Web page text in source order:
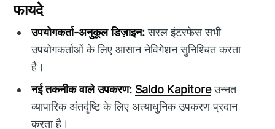
फायदे
उपयोगकर्ता-अनुकूल डिज़ाइन:सरल इंटरफेस सभी
उपयोगकर्ताओं के लिए आसान नेविगेशन सुनिश्चित करता
है।
नई तकनीक वाले उपकरण: Saldo Kapitoreउन्नत
व्यापारिक अंतर्दृष्टि के लिए अत्याधुनिक उपकरण प्रदान
करता है।